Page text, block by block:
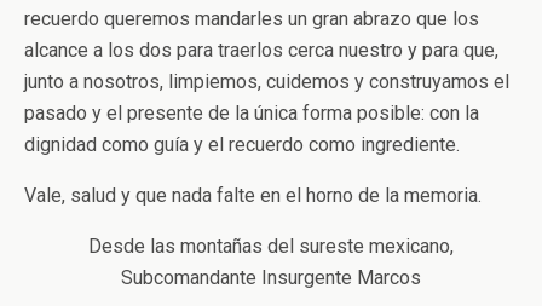
recuerdo queremos mandarles un gran abrazo que los
alcance a los dos para traerlos cerca nuestro y para que,
junto a nosotros, limpiemos, cuidemos y construyamos el
pasado y el presente de la única forma posible: con la
dignidad como guía y el recuerdo como ingrediente.
Vale, salud y que nada falte en el horno de la memoria.
Desde las montañas del sureste mexicano,
Subcomandante Insurgente Marcos